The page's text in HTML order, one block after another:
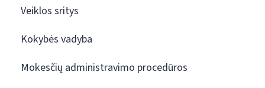
Veiklos sritys
Kokybės vadyba
Mokesčių administravimo procedūros